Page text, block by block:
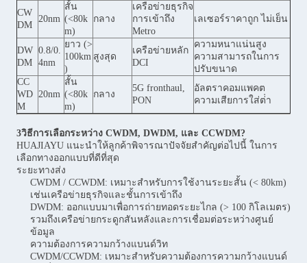
CW
DM
20nm
สั้น
(<80k
m)
กลาง
เครือข่ายธุรกิจ
การเข้าถึง
Metro
เลเซอร์ราคาถูก ไม่เย็น
DW
DM
0.8/0.
4nm
ยาว (>
100km
)
สูงสุด
เครือข่ายหลัก
DCI
ความหนาแน่นสูง
ความสามารถในการ
ปรับขนาด
CC
WD
M
20nm
สั้น
(<80k
m)
กลาง
5G fronthaul,
PON
อัลตราคอมแพคต
ความเสียการใส่ต่ํา
3วิธีการเลือกระหว่าง CWDM, DWDM, และ CCWDM?
HUAJIAYU แนะนําให้ลูกค้าพิจารณาปัจจัยสําคัญต่อไปนี้ ในการ
เลือกทางออกแบบที่ดีที่สุด
ระยะทางส่ง
CWDM / CCWDM: เหมาะสําหรับการใช้งานระยะสั้น (< 80km)
เช่นเครือข่ายธุรกิจและชั้นการเข้าถึง
DWDM: ออกแบบมาเพื่อการถ่ายทอดระยะไกล (> 100 กิโลเมตร)
รวมถึงเครือข่ายกระดูกสันหลังและการเชื่อมต่อระหว่างศูนย์
ข้อมูล
ความต้องการความกว้างแบนด์วิท
CWDM/CCWDM: เหมาะสําหรับความต้องการความกว้างแบนด์